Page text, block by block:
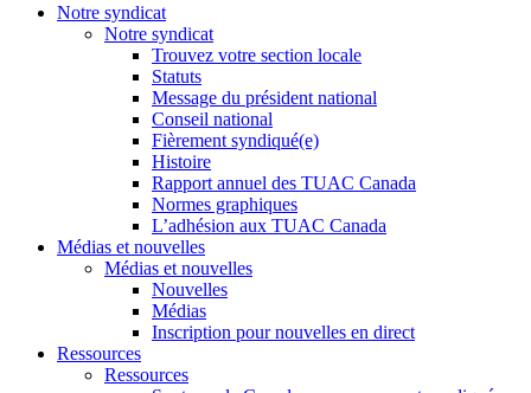
Notre syndicat
Notre syndicat
Trouvez votre section locale
Statuts
Message du président national
Conseil national
Fièrement syndiqué(e)
Histoire
Rapport annuel des TUAC Canada
Normes graphiques
L’adhésion aux TUAC Canada
Médias et nouvelles
Médias et nouvelles
Nouvelles
Médias
Inscription pour nouvelles en direct
Ressources
Ressources